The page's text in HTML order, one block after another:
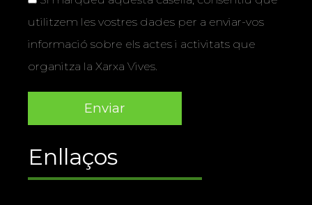
utilitzem les vostres dades per a enviar-vos
informació sobre els actes i activitats que
organitza la Xarxa Vives.
Enllaços